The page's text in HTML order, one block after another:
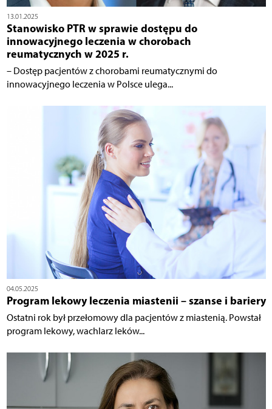
13.01.2025
Stanowisko PTR w sprawie dostępu do
innowacyjnego leczenia w chorobach
reumatycznych w 2025 r.
– Dostęp pacjentów z chorobami reumatycznymi do
innowacyjnego leczenia w Polsce ulega...
04.05.2025
Program lekowy leczenia miastenii – szanse i bariery
Ostatni rok był przełomowy dla pacjentów z miastenią. Powstał
program lekowy, wachlarz leków...